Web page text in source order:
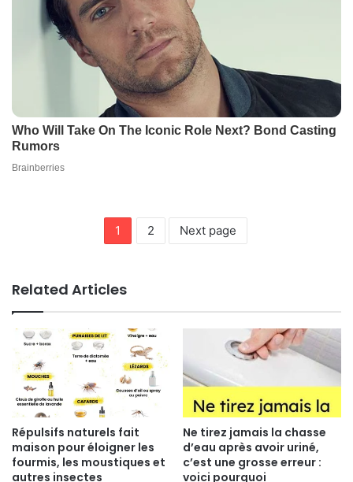
1 2 Next page
Related Articles
Répulsifs naturels fait
maison pour éloigner les
fourmis, les moustiques et
autres insectes
Ne tirez jamais la chasse
d’eau après avoir uriné,
c’est une grosse erreur :
voici pourquoi